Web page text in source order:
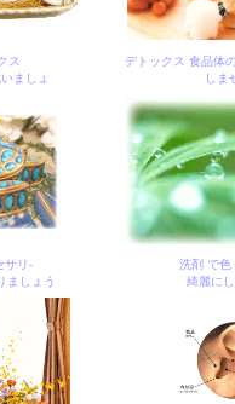
ス
ましょ
デトックス 食品体
しま
リ-
ましょう
洗剤 で色
綺麗に